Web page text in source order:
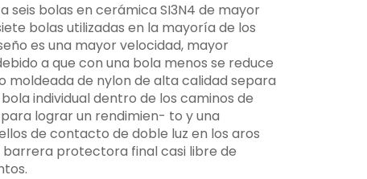
seis bolas en cerámica SI3N4 de mayor
bolas utilizadas en la mayoría de los
es una mayor velocidad, mayor
a que con una bola menos se reduce
moldeada de nylon de alta calidad separa
individual dentro de los caminos de
lograr un rendimien- to y una
de contacto de doble luz en los aros
protectora final casi libre de